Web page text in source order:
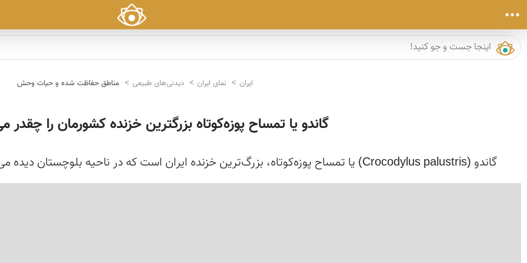
ایران نمای ایران دیدنی‌های طبیعی مناطق حفاظت شده و حیات وحش
گاندو یا تمساح پوزه‌کوتاه بزرگترین خزنده کشورمان را
گاندو (Crocodylus palustris) یا تمساح پوزه‌کوتاه، بزرگ‌ترین خزنده ایران است که در ناحیه بلوچستان دیده می‌شود. این تمساح تنها تمساح ایران است. زیستگ...